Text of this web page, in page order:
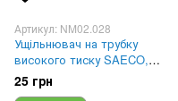
Артикул: NM02.028
Ущільнювач на трубку
високого тиску SAECO,
Philips, Gaggia 3.4x1.9,
NM02.028, 996530059461
25 грн